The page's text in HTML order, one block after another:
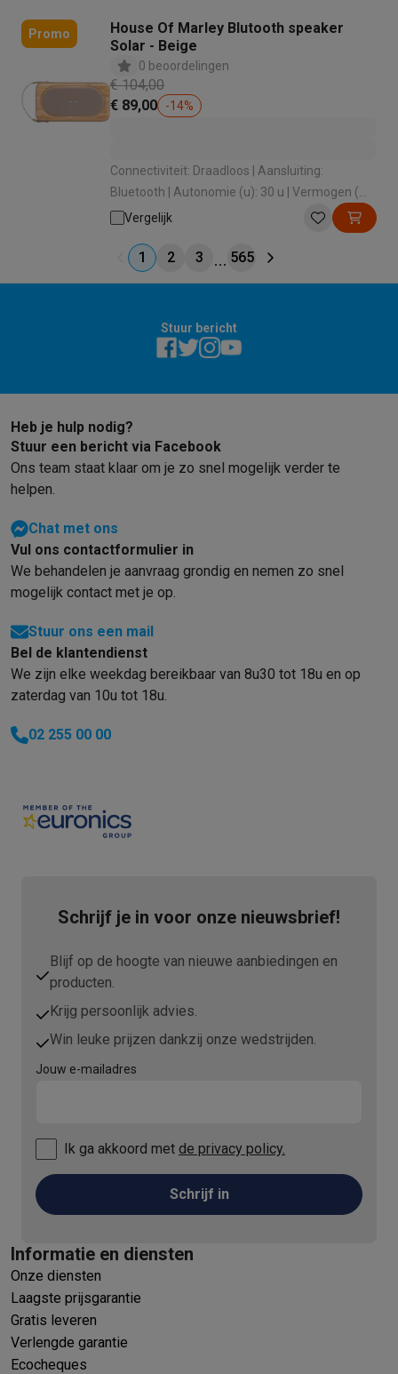
Promo
House Of Marley Blutooth speaker
Solar - Beige
0 beoordelingen
€ 104,00
€ 89,00
-14%
Connectiviteit: Draadloos | Aansluiting:
Bluetooth | Autonomie (u): 30 u | Vermogen (W):
10 W | Type: Bluetooth speaker
Vergelijk
1 2 3 565
Stuur bericht
Heb je hulp nodig?
Stuur een bericht via Facebook
Ons team staat klaar om je zo snel mogelijk verder te
helpen.
Chat met ons
Vul ons contactformulier in
We behandelen je aanvraag grondig en nemen zo snel
mogelijk contact met je op.
Stuur ons een mail
Bel de klantendienst
We zijn elke weekdag bereikbaar van 8u30 tot 18u en op
zaterdag van 10u tot 18u.
02 255 00 00
Schrijf je in voor onze nieuwsbrief!
Blijf op de hoogte van nieuwe aanbiedingen en
producten.
Krijg persoonlijk advies.
Win leuke prijzen dankzij onze wedstrijden.
Jouw e-mailadres
Ik ga akkoord met de privacy policy.
Schrijf in
Informatie en diensten
Onze diensten
Laagste prijsgarantie
Gratis leveren
Verlengde garantie
Ecocheques